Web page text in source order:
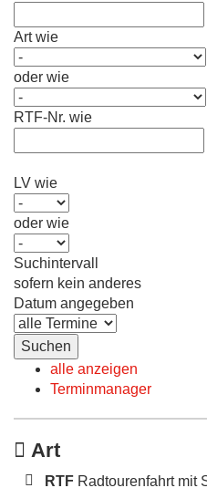
Art wie
oder wie
RTF-Nr. wie
LV wie
oder wie
Suchintervall
sofern kein anderes
Datum angegeben
alle anzeigen
Terminmanager
Art
RTF Radtourenfahrt mit